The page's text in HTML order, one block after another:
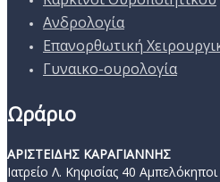
Ανδρολογία
Επανορθωτική
Γυναικο-ουρολογία
Ωράριο
ΑΡΙΣΤΕΙΔΗΣ ΚΑΡΑΓΙΑΝΝΗΣ
Ιατρείο Λ. Κηφισίας 40 Αμπελόκηποι